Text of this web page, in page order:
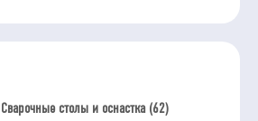
Сварочные столы и оснастка (62)